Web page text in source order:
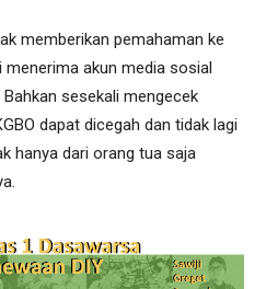
memberikan pemahaman ke
akun media sosial
sesekali mengecek
dapat dicegah dan tidak lagi
hanya dari orang tua saja